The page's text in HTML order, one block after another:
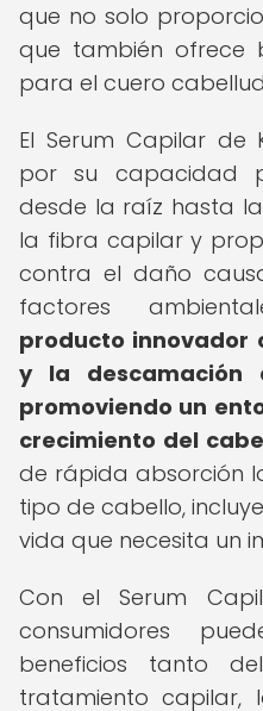
que no solo
que también ofrece
para el cuero
El Serum Capilar de
por su capacidad
desde la raíz hasta
la fibra capilar y
contra el daño
factores
producto innovador
y la descamación
promoviendo un
crecimiento del
de rápida absorción
tipo de cabello,
vida que necesita un
Con el Serum
consumidores
beneficios tanto
tratamiento capilar,